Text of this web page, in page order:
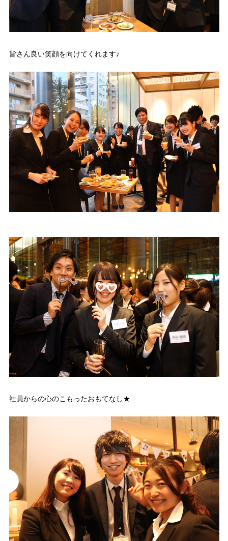
皆さん良い笑顔を向けてくれます♪
社員からの心のこもったおもてなし★